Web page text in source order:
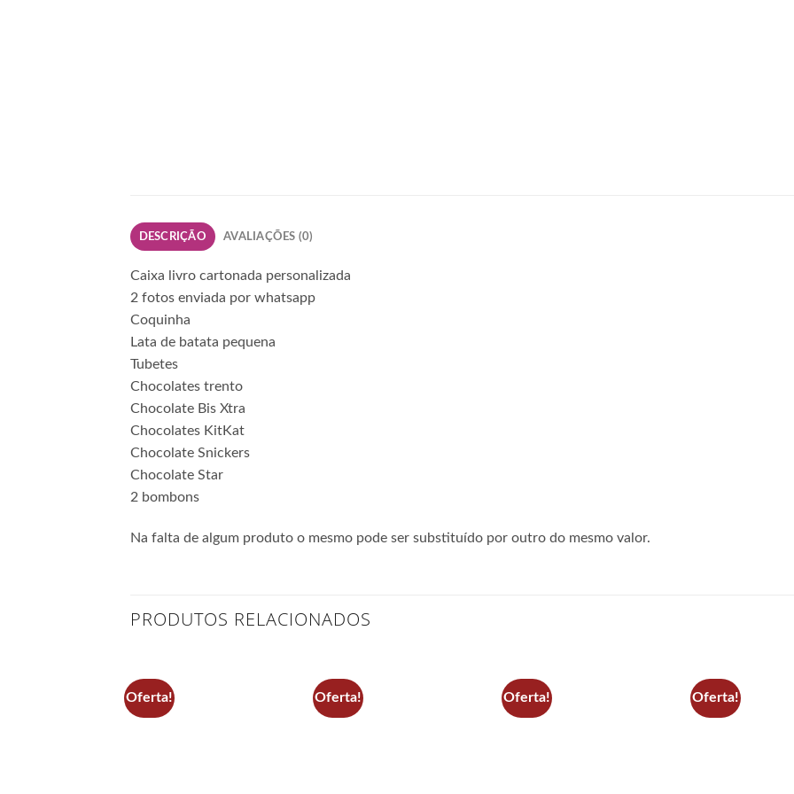
DESCRIÇÃO AVALIAÇÕES (0)
Caixa livro cartonada personalizada
2 fotos enviada por whatsapp
Coquinha
Lata de batata pequena
Tubetes
Chocolates trento
Chocolate Bis Xtra
Chocolates KitKat
Chocolate Snickers
Chocolate Star
2 bombons
Na falta de algum produto o mesmo pode ser substituído por outro do mesmo valor.
PRODUTOS RELACIONADOS
Oferta! Oferta! Oferta! Oferta!